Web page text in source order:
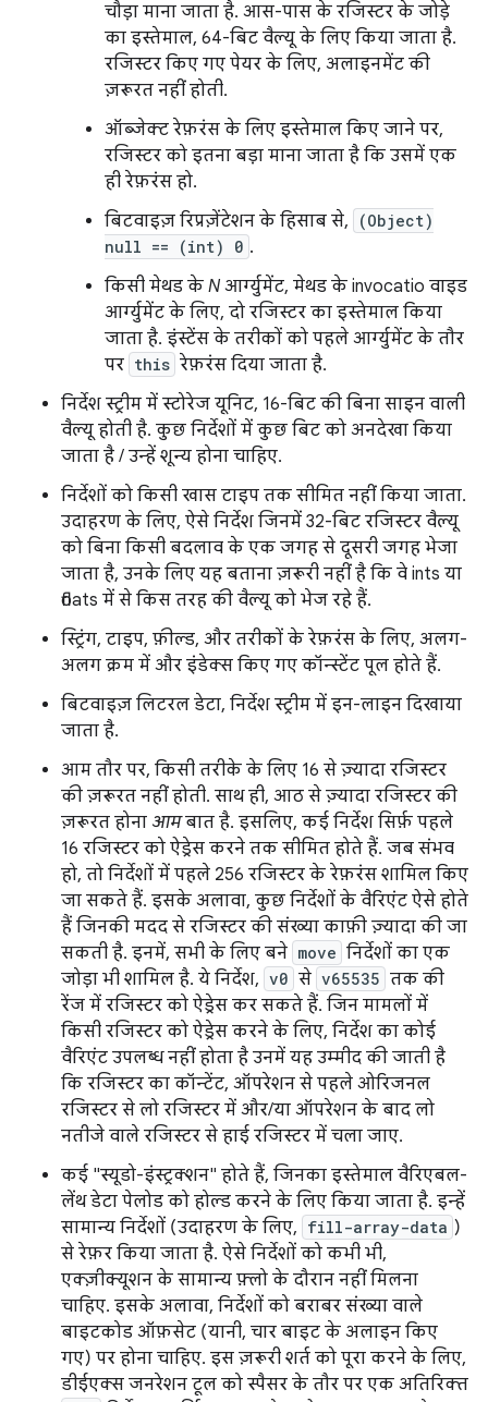
चौड़ा माना जाता है. आस-पास के रजिस्टर के जोड़े
का इस्तेमाल, 64-बिट वैल्यू के लिए किया जाता है.
रजिस्टर किए गए पेयर के लिए, अलाइनमेंट की
ज़रूरत नहीं होती.
ऑब्जेक्ट रेफ़रंस के लिए इस्तेमाल किए जाने पर,
रजिस्टर को इतना बड़ा माना जाता है कि उसमें एक
ही रेफ़रंस हो.
बिटवाइज़ रिप्रज़ेंटेशन के हिसाब से,
(Object)
null == (int) 0 .
किसी मेथड के N आर्ग्युमेंट, मेथड के invocatio वाइड
आर्ग्युमेंट के लिए, दो रजिस्टर का इस्तेमाल किया
जाता है. इंस्टेंस के तरीकों को पहले आर्ग्युमेंट के तौर
पर this रेफ़रंस दिया जाता है.
निर्देश स्ट्रीम में स्टोरेज यूनिट, 16-बिट की बिना साइन वाली
वैल्यू होती है. कुछ निर्देशों में कुछ बिट को अनदेखा किया
जाता है / उन्हें शून्य होना चाहिए.
निर्देशों को किसी खास टाइप तक सीमित नहीं किया जाता.
उदाहरण के लिए, ऐसे निर्देश जिनमें 32-बिट रजिस्टर वैल्यू
को बिना किसी बदलाव के एक जगह से दूसरी जगह भेजा
जाता है, उनके लिए यह बताना ज़रूरी नहीं है कि वे ints या
floats में से किस तरह की वैल्यू को भेज रहे हैं.
स्ट्रिंग, टाइप, फ़ील्ड, और तरीकों के रेफ़रंस के लिए, अलग-
अलग क्रम में और इंडेक्स किए गए कॉन्स्टेंट पूल होते हैं.
बिटवाइज़ लिटरल डेटा, निर्देश स्ट्रीम में इन-लाइन दिखाया
जाता है.
आम तौर पर, किसी तरीके के लिए 16 से ज़्यादा रजिस्टर
की ज़रूरत नहीं होती. साथ ही, आठ से ज़्यादा रजिस्टर की
ज़रूरत होना आमबात है. इसलिए, कई निर्देश सिर्फ़ पहले
16 रजिस्टर को ऐड्रेस करने तक सीमित होते हैं. जब संभव
हो, तो निर्देशों में पहले 256 रजिस्टर के रेफ़रंस शामिल किए
जा सकते हैं. इसके अलावा, कुछ निर्देशों के वैरिएंट ऐसे होते
हैं जिनकी मदद से रजिस्टर की संख्या काफ़ी ज़्यादा की जा
सकती है. इनमें, सभी के लिए बने move निर्देशों का एक
जोड़ा भी शामिल है. ये निर्देश, v0 से v65535 तक की
रेंज में रजिस्टर को ऐड्रेस कर सकते हैं. जिन मामलों में
किसी रजिस्टर को ऐड्रेस करने के लिए, निर्देश का कोई
वैरिएंट उपलब्ध नहीं होता है उनमें यह उम्मीद की जाती है
कि रजिस्टर का कॉन्टेंट, ऑपरेशन से पहले ओरिजनल
रजिस्टर से लो रजिस्टर में और/या ऑपरेशन के बाद लो
नतीजे वाले रजिस्टर से हाई रजिस्टर में चला जाए.
कई "स्यूडो-इंस्ट्रक्शन" होते हैं, जिनका इस्तेमाल वैरिएबल-
लेंथ डेटा पेलोड को होल्ड करने के लिए किया जाता है. इन्हें
सामान्य निर्देशों (उदाहरण के लिए, fill-array-data )
से रेफ़र किया जाता है. ऐसे निर्देशों को कभी भी,
एक्ज़ीक्यूशन के सामान्य फ़्लो के दौरान नहीं मिलना
चाहिए. इसके अलावा, निर्देशों को बराबर संख्या वाले
बाइटकोड ऑफ़सेट (यानी, चार बाइट के अलाइन किए
गए) पर होना चाहिए. इस ज़रूरी शर्त को पूरा करने के लिए,
डीईएक्स जनरेशन टूल को स्पैसर के तौर पर एक अतिरिक्त